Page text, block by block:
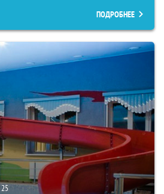
ПОДРОБНЕЕ
25